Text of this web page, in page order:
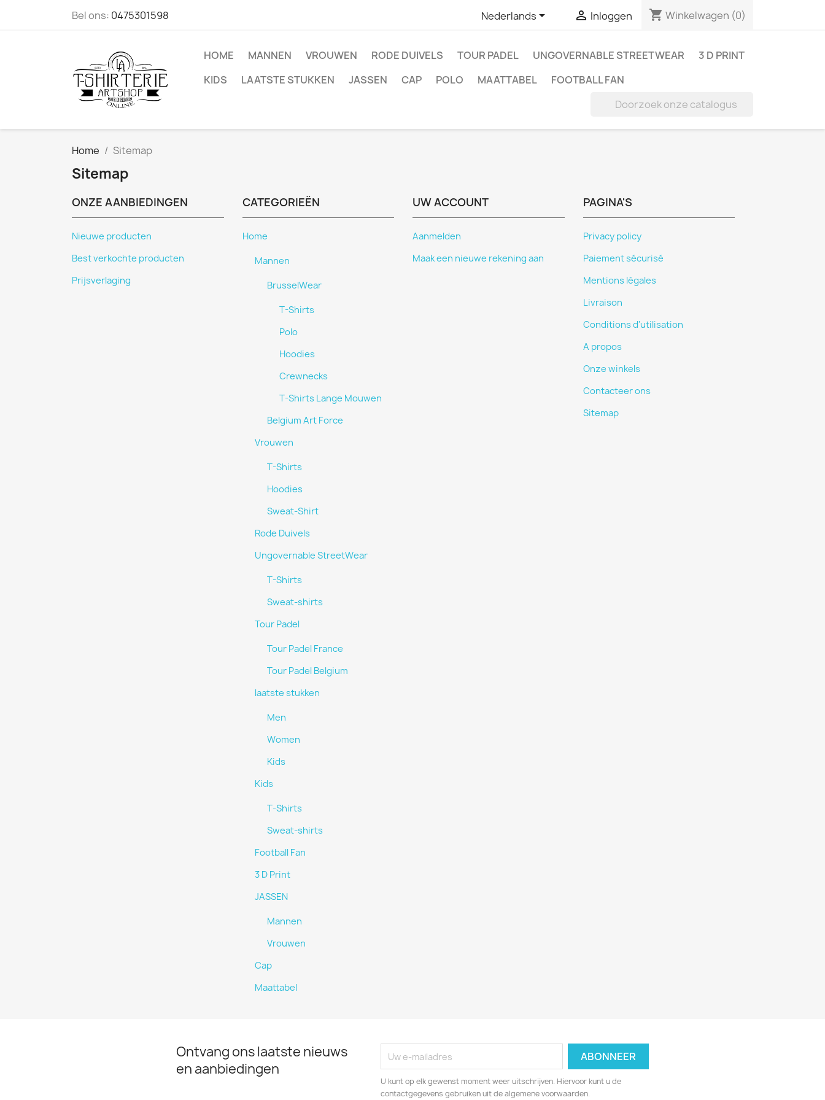
Bel ons: 0475301598 Nederlands  Inloggen shopping_cart Winkelwagen (0)
HOME MANNEN VROUWEN RODE DUIVELS TOUR PADEL UNGOVERNABLE STREETWEAR
3 D PRINT
KIDS
LAATSTE STUKKEN JASSEN CAP POLO MAATTABEL FOOTBALL FAN

Home Sitemap
Sitemap
ONZE AANBIEDINGEN
Nieuwe producten
Best verkochte producten
Prijsverlaging
CATEGORIEËN
Home
Mannen
BrusselWear
T-Shirts
Polo
Hoodies
Crewnecks
T-Shirts Lange Mouwen
Belgium Art Force
Vrouwen
T-Shirts
Hoodies
Sweat-Shirt
Rode Duivels
Ungovernable StreetWear
T-Shirts
Sweat-shirts
Tour Padel
Tour Padel France
Tour Padel Belgium
laatste stukken
Men
Women
Kids
Kids
T-Shirts
Sweat-shirts
Football Fan
3 D Print
JASSEN
Mannen
Vrouwen
Cap
Maattabel
UW ACCOUNT
Aanmelden
Maak een nieuwe rekening aan
PAGINA'S
Privacy policy
Paiement sécurisé
Mentions légales
Livraison
Conditions d'utilisation
A propos
Onze winkels
Contacteer ons
Sitemap
Ontvang ons laatste nieuws
en aanbiedingen
U kunt op elk gewenst moment weer uitschrijven. Hiervoor kunt u de
contactgegevens gebruiken uit de algemene voorwaarden.